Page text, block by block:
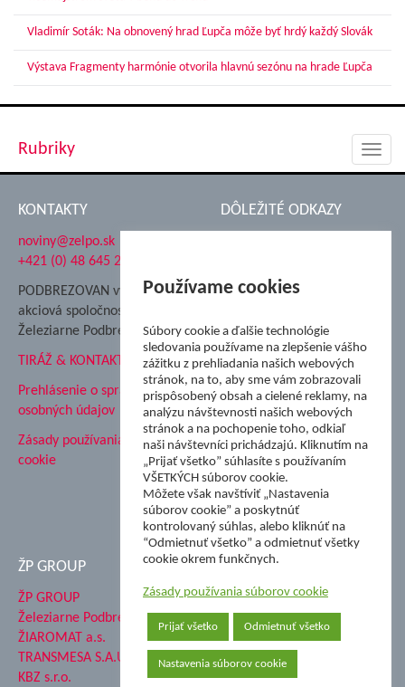
Vladimír Soták: Na obnovený hrad Ľupča môže byť hrdý každý Slovák
Výstava Fragmenty harmónie otvorila hlavnú sezónu na hrade Ľupča
Rubriky
KONTAKTY
noviny@zelpo.sk
+421 (0) 48 645 2711
PODBREZOVAN vydáva
akciová spoločnosť
Železiarne Podbrezová
TIRÁŽ & KONTAKT
Prehlásenie o spracovaní
osobných údajov
Zásady používania súborov
cookie
DÔLEŽITÉ ODKAZY
Nadácia Železiarne
ŽP Informatika s.r.o.
ŠK Železiarne Podbrezová
Tále a.s.
ŽP GROUP
ŽP GROUP
Železiarne Podbrezová a.s.
ŽIAROMAT a.s.
TRANSMESA S.A.U.
KBZ s.r.o.
Používame cookies
Súbory cookie a ďalšie technológie
sledovania používame na zlepšenie vášho
zážitku z prehliadania našich webových
stránok, na to, aby sme vám zobrazovali
prispôsobený obsah a cielené reklamy, na
analýzu návštevnosti našich webových
stránok a na pochopenie toho, odkiaľ
naši návštevníci prichádzajú. Kliknutím na
„Prijať všetko” súhlasíte s používaním
VŠETKÝCH súborov cookie.
Môžete však navštíviť „Nastavenia
súborov cookie” a poskytnúť
kontrolovaný súhlas, alebo kliknúť na
“Odmietnuť všetko” a odmietnuť všetky
cookie okrem funkčnych.
Zásady používania súborov cookie
Prijať všetko Odmietnuť všetko
Nastavenia súborov cookie